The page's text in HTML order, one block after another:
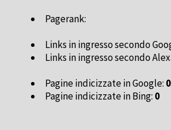
Pagerank:
Links in ingresso secondo
Links in ingresso secondo
Pagine indicizzate in Google: 0
Pagine indicizzate in Bing: 0